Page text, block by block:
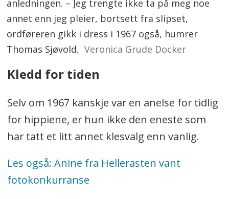
anledningen. – Jeg trengte ikke ta på meg noe
annet enn jeg pleier, bortsett fra slipset,
ordføreren gikk i dress i 1967 også, humrer
Thomas Sjøvold. Veronica Grude Docker
Kledd for tiden
Selv om 1967 kanskje var en anelse for tidlig
for hippiene, er hun ikke den eneste som
har tatt et litt annet klesvalg enn vanlig.
Les også: Anine fra Hellerasten vant
fotokonkurranse